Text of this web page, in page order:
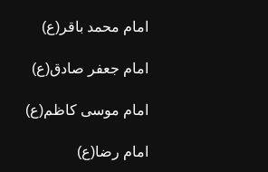
امام محمد باقر(ع)
امام جعفر صادق(ع)
امام موسی کاظم(ع)
امام رضا(ع)